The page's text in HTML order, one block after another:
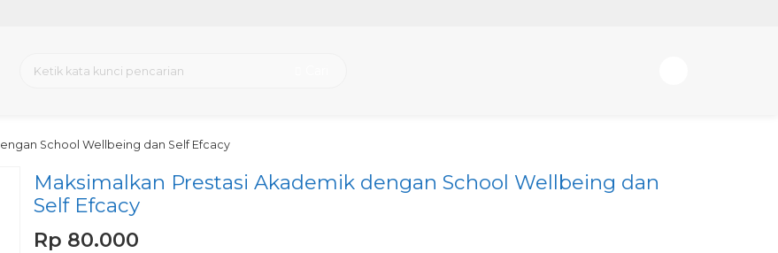
School Wellbeing dan Self Efcacy
Maksimalkan Prestasi Akademik dengan School Wellbeing dan
Self Efcacy
Rp 80.000